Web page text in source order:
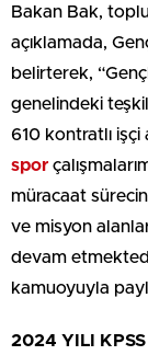
Bakan Bak,
açıklamada,
belirterek,
genelindeki
610 kontratlı işçi
spor
müracaat
ve misyon
devam
kamuoyuyla
2024 YILI KPSS